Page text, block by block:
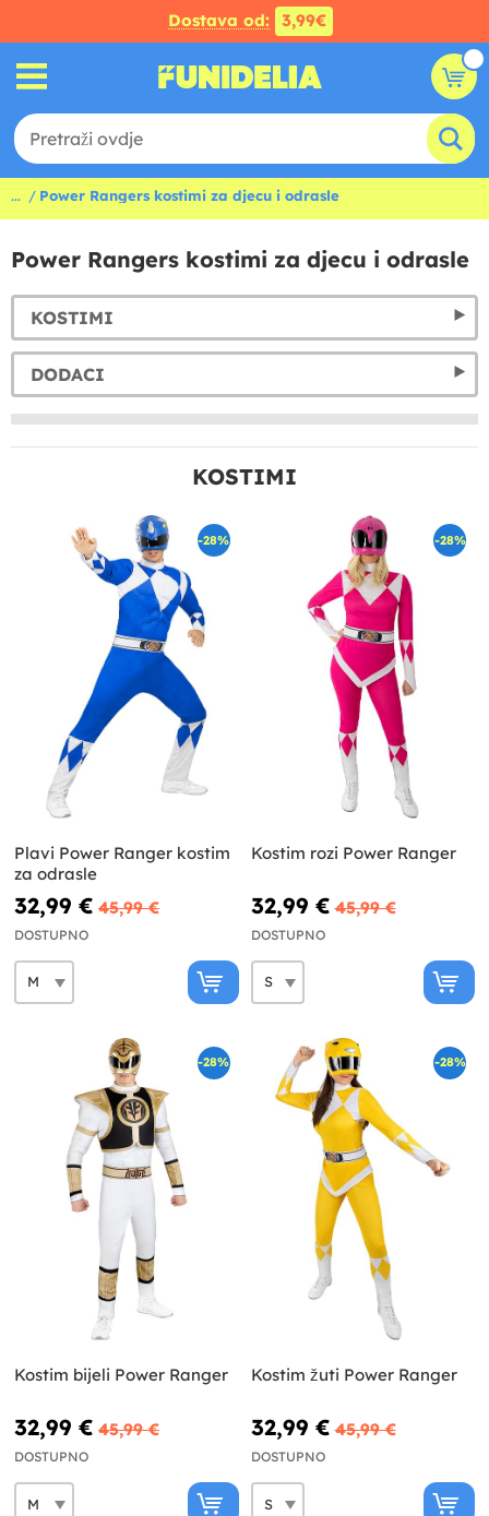
Dostava od: 3,99€
... Power Rangers kostimi za djecu i odrasle
Power Rangers kostimi za djecu i odrasle
KOSTIMI
DODACI
KOSTIMI
-28%
Plavi Power Ranger kostim
za odrasle
32,99 € 45,99 €
DOSTUPNO
-28%
Kostim rozi Power Ranger
32,99 € 45,99 €
DOSTUPNO
-28%
Kostim bijeli Power Ranger
32,99 € 45,99 €
DOSTUPNO
-28%
Kostim žuti Power Ranger
32,99 € 45,99 €
DOSTUPNO